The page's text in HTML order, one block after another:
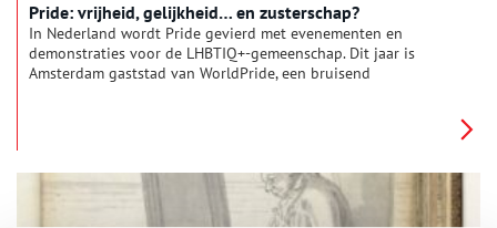
Pride: vrijheid, gelijkheid… en zusterschap?
In Nederland wordt Pride gevierd met evenementen en
demonstraties voor de LHBTIQ+-gemeenschap. Dit jaar is
Amsterdam gaststad van WorldPride, een bruisend
te maken. Welke verhalen over vrouwenliefde zijn wél bewaard